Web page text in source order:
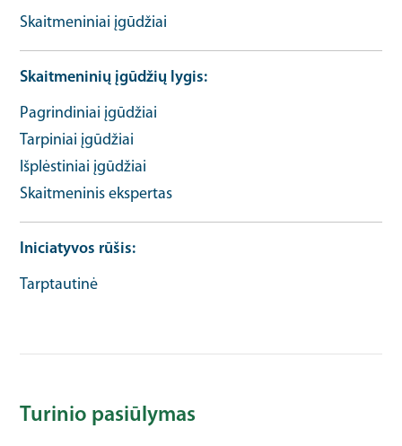
Skaitmeniniai įgūdžiai
Skaitmeninių įgūdžių lygis
Pagrindiniai įgūdžiai
Tarpiniai įgūdžiai
Išplėstiniai įgūdžiai
Skaitmeninis ekspertas
Iniciatyvos rūšis
Tarptautinė
Turinio pasiūlymas